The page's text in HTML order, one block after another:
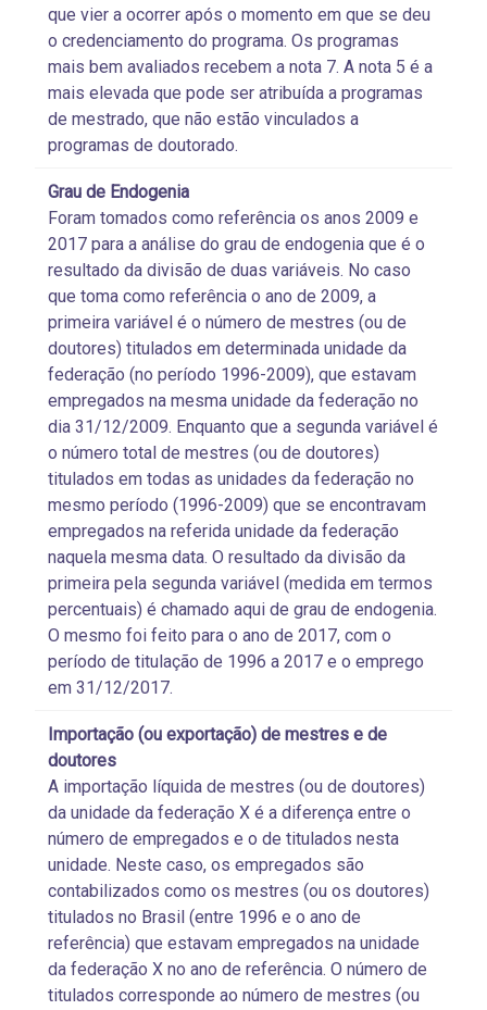
que vier a ocorrer após o momento em que se deu
o credenciamento do programa. Os programas
mais bem avaliados recebem a nota 7. A nota 5 é a
mais elevada que pode ser atribuída a programas
de mestrado, que não estão vinculados a
programas de doutorado.
Grau de Endogenia
Foram tomados como referência os anos 2009 e
2017 para a análise do grau de endogenia que é o
resultado da divisão de duas variáveis. No caso
que toma como referência o ano de 2009, a
primeira variável é o número de mestres (ou de
doutores) titulados em determinada unidade da
federação (no período 1996-2009), que estavam
empregados na mesma unidade da federação no
dia 31/12/2009. Enquanto que a segunda variável é
o número total de mestres (ou de doutores)
titulados em todas as unidades da federação no
mesmo período (1996-2009) que se encontravam
empregados na referida unidade da federação
naquela mesma data. O resultado da divisão da
primeira pela segunda variável (medida em termos
percentuais) é chamado aqui de grau de endogenia.
O mesmo foi feito para o ano de 2017, com o
período de titulação de 1996 a 2017 e o emprego
em 31/12/2017.
Importação (ou exportação) de mestres e de
doutores
A importação líquida de mestres (ou de doutores)
da unidade da federação X é a diferença entre o
número de empregados e o de titulados nesta
unidade. Neste caso, os empregados são
contabilizados como os mestres (ou os doutores)
titulados no Brasil (entre 1996 e o ano de
referência) que estavam empregados na unidade
da federação X no ano de referência. O número de
titulados corresponde ao número de mestres (ou